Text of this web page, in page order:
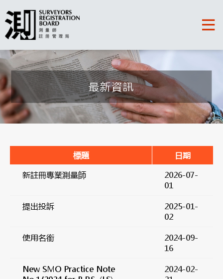
最新資訊
標題
日期
新註冊專業測量師
2026-07-
01
提出投訴
2025-01-
02
使用名銜
2024-09-
16
New SMO Practice Note
2024-02-